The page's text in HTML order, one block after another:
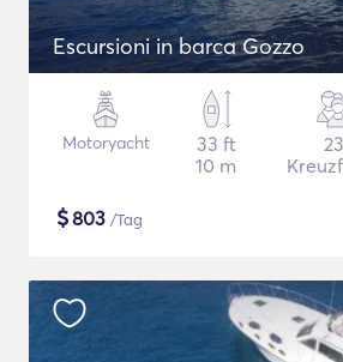
Escursioni in barca Gozzo
Motoryacht
33 ft
10 m
23
$803 /Tag